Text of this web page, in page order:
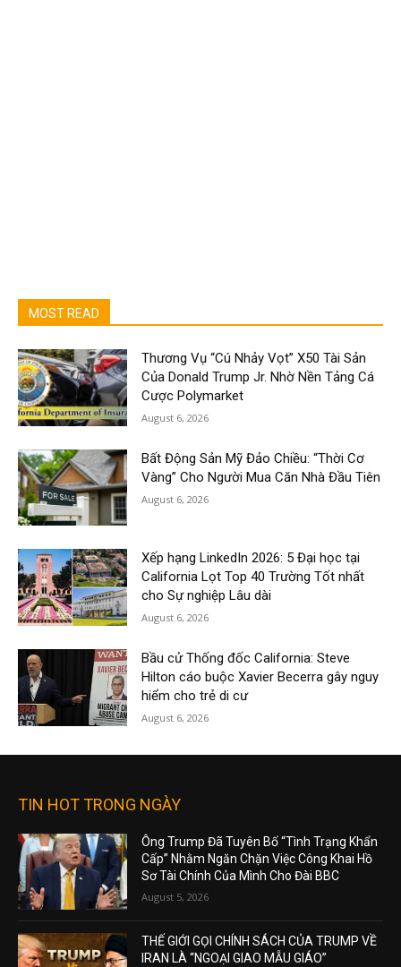
MOST READ
Thương Vụ “Cú Nhảy Vọt” X50 Tài Sản
Của Donald Trump Jr. Nhờ Nền Tảng Cá
Cược Polymarket
August 6, 2026
Bất Động Sản Mỹ Đảo Chiều: “Thời Cơ
Vàng” Cho Người Mua Căn Nhà Đầu Tiên
August 6, 2026
Xếp hạng LinkedIn 2026: 5 Đại học tại
California Lọt Top 40 Trường Tốt nhất
cho Sự nghiệp Lâu dài
August 6, 2026
Bầu cử Thống đốc California: Steve
Hilton cáo buộc Xavier Becerra gây nguy
hiểm cho trẻ di cư
August 6, 2026
TIN HOT TRONG NGÀY
Ông Trump Đã Tuyên Bố “Tình Trạng Khẩn
Cấp” Nhằm Ngăn Chặn Việc Công Khai Hồ
Sơ Tài Chính Của Mình Cho Đài BBC
August 5, 2026
THẾ GIỚI GỌI CHÍNH SÁCH CỦA TRUMP VỀ
IRAN LÀ “NGOẠI GIAO MẪU GIÁO”